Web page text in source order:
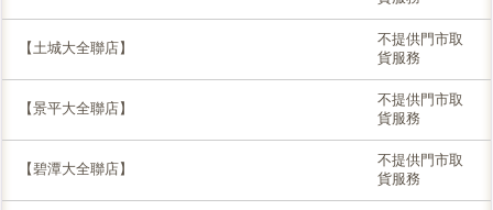
【土城大全聯店】
不提供門市取
貨服務
【景平大全聯店】
不提供門市取
貨服務
【碧潭大全聯店】
不提供門市取
貨服務